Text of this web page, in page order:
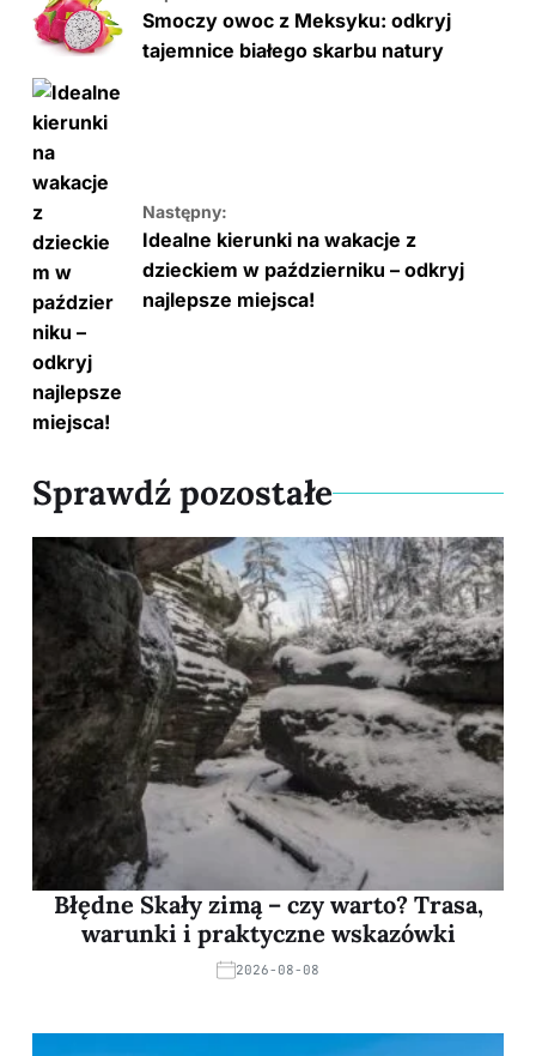
e
b
o
o
k
e
st
e
dI
di
t
g
er
y
Li
Smoczy owoc z Meksyku: odkryj
tajemnice białego skarbu natury
Następny:
Idealne kierunki na wakacje z
dzieckiem w październiku – odkryj
najlepsze miejsca!
Sprawdź pozostałe
Błędne Skały zimą – czy warto? Trasa,
warunki i praktyczne wskazówki
2026-08-08